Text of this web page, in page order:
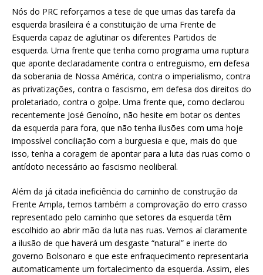
Nós do PRC reforçamos a tese de que umas das tarefa da
esquerda brasileira é a constituição de uma Frente de
Esquerda capaz de aglutinar os diferentes Partidos de
esquerda. Uma frente que tenha como programa uma ruptura
que aponte declaradamente contra o entreguismo, em defesa
da soberania de Nossa América, contra o imperialismo, contra
as privatizações, contra o fascismo, em defesa dos direitos do
proletariado, contra o golpe. Uma frente que, como declarou
recentemente José Genoíno, não hesite em botar os dentes
da esquerda para fora, que não tenha ilusões com uma hoje
impossível conciliação com a burguesia e que, mais do que
isso, tenha a coragem de apontar para a luta das ruas como o
antídoto necessário ao fascismo neoliberal.
Além da já citada ineficiência do caminho de construção da
Frente Ampla, temos também a comprovação do erro crasso
representado pelo caminho que setores da esquerda têm
escolhido ao abrir mão da luta nas ruas. Vemos aí claramente
a ilusão de que haverá um desgaste “natural” e inerte do
governo Bolsonaro e que este enfraquecimento representaria
automaticamente um fortalecimento da esquerda. Assim, eles